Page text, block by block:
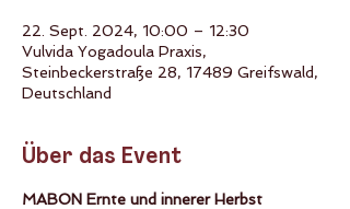
22. Sept. 2024, 10:00 – 12:30
Vulvida Yogadoula Praxis,
Steinbeckerstraße 28, 17489 Greifswald,
Deutschland
Über das Event
MABON Ernte und innerer Herbst